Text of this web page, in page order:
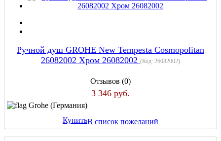
Ручной душ GROHE New Tempesta Cosmopolitan
26082002 Хром 26082002 (Код: 26082002)
Отзывов (0)
3 346 руб.
Grohe (Германия)
КупитьВ список пожеланий